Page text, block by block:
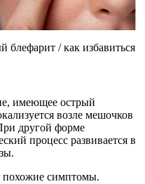
/ как избавиться
имеющее острый
возле мешочков
другой форме
процесс развивается в
похожие симптомы.